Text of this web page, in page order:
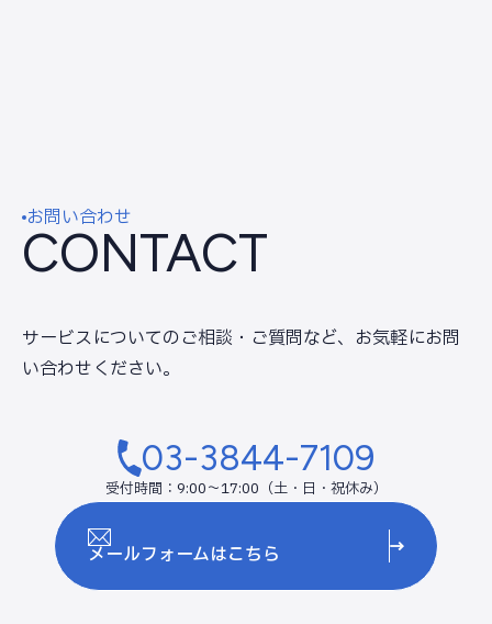
お問い合わせ
CONTACT
サービスについてのご相談・ご質問など、 お気軽にお問
い合わせください。
03-3844-7109
受付時間：9:00～17:00（土・日・祝休み）
メールフォームはこちら